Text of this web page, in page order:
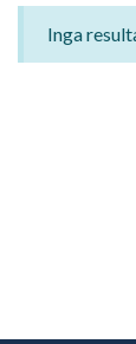
Inga